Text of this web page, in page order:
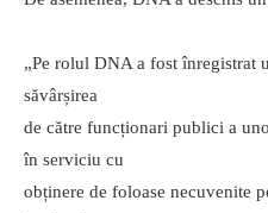
„Pe rolul DNA a fost înregistrat
săvârșirea
de către funcționari publici a
în serviciu cu
obținere de foloase necuvenite